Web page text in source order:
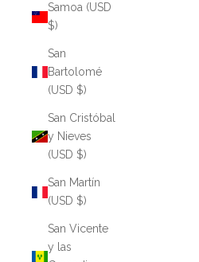
Samoa (USD
$)
San
Bartolomé
(USD $)
San Cristóbal
y Nieves
(USD $)
San Martín
(USD $)
San Vicente
y las